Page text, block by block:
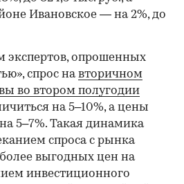
Ивановское — на 2%, до
экспертов, опрошенных
спрос навторичном
во втором полугодии
на 5–10%, а цены
5–7%. Такая динамика
спроса с рынка
более выгодных цен на
инвестиционного